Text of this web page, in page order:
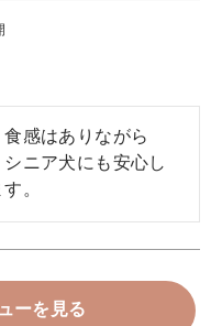
感はありながら
ニア犬にも安心し
。
ーを見る